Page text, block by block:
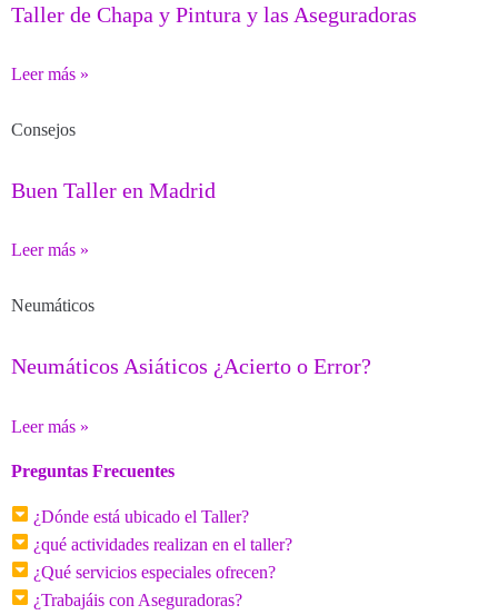
Taller de Chapa y Pintura y las Aseguradoras
Leer más »
Consejos
Buen Taller en Madrid
Leer más »
Neumáticos
Neumáticos Asiáticos ¿Acierto o Error?
Leer más »
Preguntas Frecuentes
¿Dónde está ubicado el Taller?
¿qué actividades realizan en el taller?
¿Qué servicios especiales ofrecen?
¿Trabajáis con Aseguradoras?